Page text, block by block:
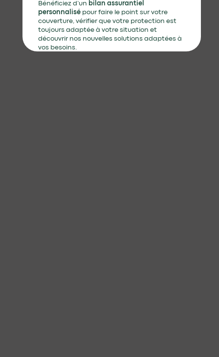
Bénéficiez d’un bilan assurantiel
personnalisépour faire le point sur votre
couverture, vérifier que votre protection est
toujours adaptée à votre situation et
découvrir nos nouvelles solutions adaptées à
vos besoins.